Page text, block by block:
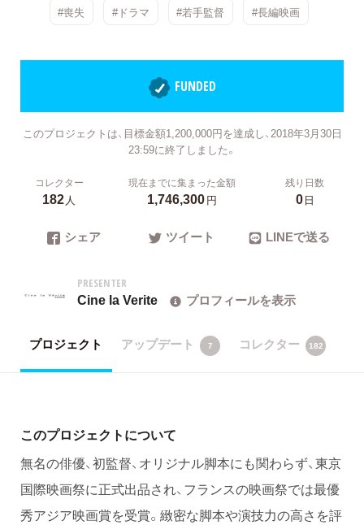
#喪失 #ドラマ #若手監督 #長編映画
FUNDED
このプロジェクトは、目標金額1,200,000円を達成し、2018年3月30日
23:59に終了しました。
コレクター
182人
現在までに集まった金額
1,746,300円
残り日数
0日
シェア ツイート LINEで送る
PRESENTER
Cine la Verite プロフィールを表示
プロジェクト アップデート 7 コレクター 182
このプロジェクトについて
無名の俳優、初監督、オリジナル脚本にも関わらず、東京
国際映画祭に正式出品され、フランスの映画祭では最優
秀アジア映画賞を受賞。緻密な脚本や演技力の高さを評